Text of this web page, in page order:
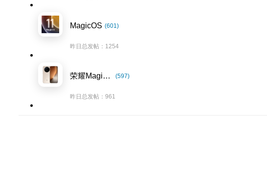
MagicOS (601)
昨日总发帖：1254
荣耀Magic8系列 (597)
昨日总发帖：961